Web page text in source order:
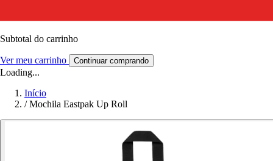
Subtotal do carrinho
Ver meu carrinho Continuar comprando
Loading...
Início
/ Mochila Eastpak Up Roll